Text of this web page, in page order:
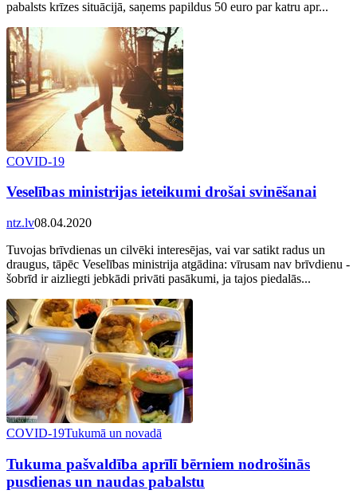
pabalsts krīzes situācijā, saņems papildus 50 euro par katru apr...
COVID-19
Veselības ministrijas ieteikumi drošai svinēšanai
ntz.lv08.04.2020
Tuvojas brīvdienas un cilvēki interesējas, vai var satikt radus un
draugus, tāpēc Veselības ministrija atgādina: vīrusam nav brīvdienu -
šobrīd ir aizliegti jebkādi privāti pasākumi, ja tajos piedalās...
COVID-19Tukumā un novadā
Tukuma pašvaldība aprīlī bērniem nodrošinās
pusdienas un naudas pabalstu